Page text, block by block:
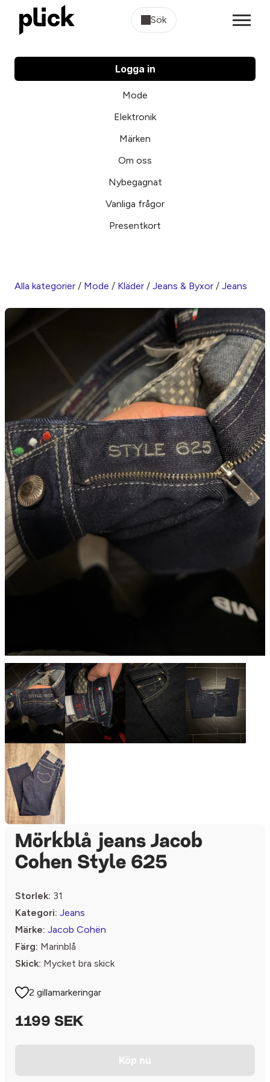
Sök
Logga in
Mode
Elektronik
Märken
Om oss
Nybegagnat
Vanliga frågor
Presentkort
Alla kategorier / Mode / Kläder / Jeans & Byxor / Jeans
Mörkblå jeans Jacob
Cohen Style 625
Storlek: 31
Kategori: Jeans
Märke: Jacob Cohën
Färg: Marinblå
Skick: Mycket bra skick
2 gillamarkeringar
1199 SEK
Köp nu